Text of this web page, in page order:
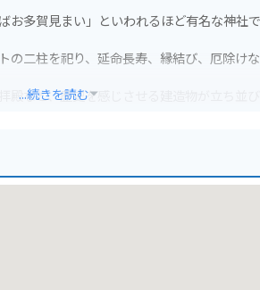
多賀見まい」といわれるほど有名な神社で
二柱を祀り、延命長寿、縁結び、厄除け
など、歴史を感じさせる建造物が立ち並び
...続きを読む